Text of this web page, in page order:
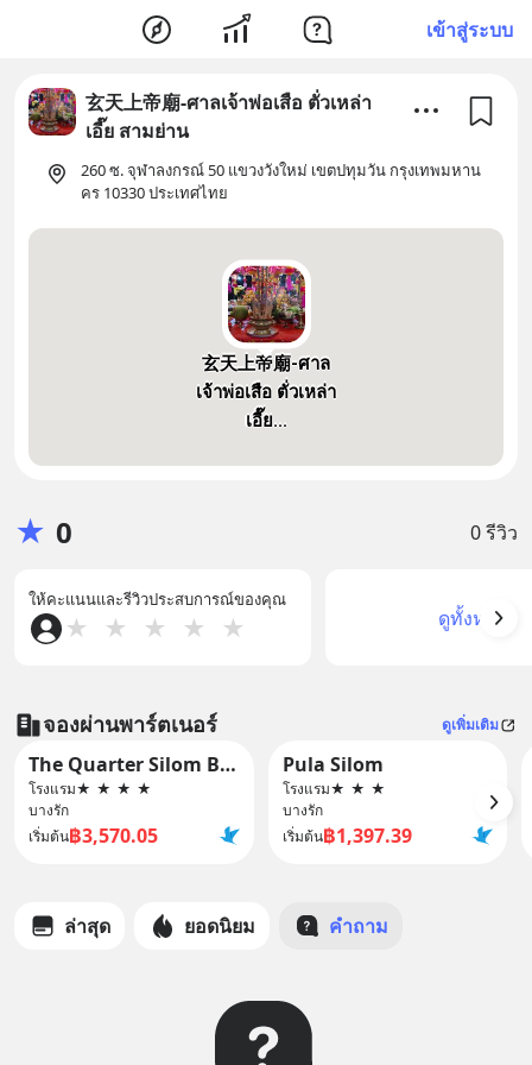
เข้าสู่ระบบ
玄天上帝廟-ศาลเจ้าพ่อเสือ ตั่วเหล่า
เอี๊ย สามย่าน
260 ซ. จุฬาลงกรณ์ 50 แขวงวังใหม่ เขตปทุมวัน กรุงเทพมหาน
คร 10330 ประเทศไทย
玄天上帝廟-ศาล
เจ้าพ่อเสือ ตั่วเหล่า
เอี๊ย...
★ 0 0 รีวิว
ให้คะแนนและรีวิวประสบการณ์ของคุณ
★ ★ ★ ★ ★ ดูทั้งหมด
จองผ่านพาร์ตเนอร์ ดูเพิ่มเติม
The Quarter Silom By UHG
โรงแรม★ ★ ★ ★
บางรัก
เริ่มต้น฿3,570.05
Pula Silom
โรงแรม★ ★ ★
บางรัก
เริ่มต้น฿1,397.39
ล่าสุด ยอดนิยม คำถาม